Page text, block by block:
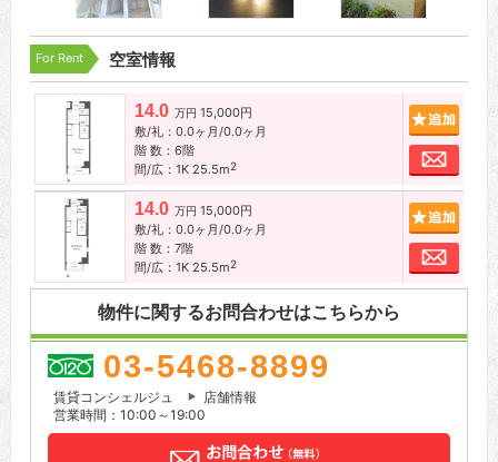
For Rent 空室情報
14.0 万円 15,000円
敷/礼：0.0ヶ月/0.0ヶ月
階 数：6階
間/広：1K 25.5m2
お問
14.0 万円 15,000円
敷/礼：0.0ヶ月/0.0ヶ月
階 数：7階
間/広：1K 25.5m2
お問
物件に関するお問合わせはこちらから
03-5468-8899
賃貸コンシェルジュ
店舗情報
営業時間：10:00～19:00